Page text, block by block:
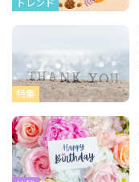
トレンド
特集